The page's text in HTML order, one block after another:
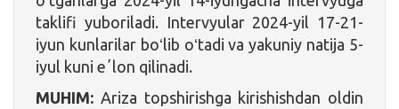
taklifi yuboriladi. Intervyular 2024-yil 17-21-
iyun kunlarilar boʻlib oʻtadi va yakuniy natija 5-
iyul kuni eʼlon qilinadi.
MUHIM: Ariza topshirishga kirishishdan oldin